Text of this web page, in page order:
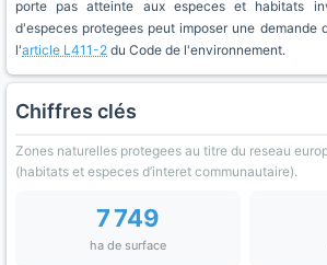
porte pas atteinte aux especes et habitats
d'especes protegees peut imposer une demande
l'article L411-2 du Code de l'environnement.
Chiffres clés
Zones naturelles protegees au titre du reseau
(habitats et especes d’interet communautaire).
7 749
ha de surface